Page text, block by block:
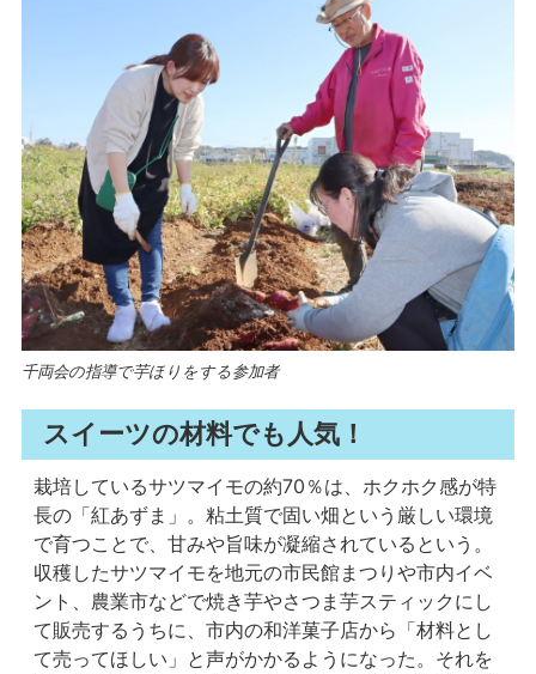
千両会の指導で芋ほりをする参加者
スイーツの材料でも人気！
栽培しているサツマイモの約70％は、ホクホク感が特
長の「紅あずま」。粘土質で固い畑という厳しい環境
で育つことで、甘みや旨味が凝縮されているという。
収穫したサツマイモを地元の市民館まつりや市内イベ
ント、農業市などで焼き芋やさつま芋スティックにし
て販売するうちに、市内の和洋菓子店から「材料とし
て売ってほしい」と声がかかるようになった。それを